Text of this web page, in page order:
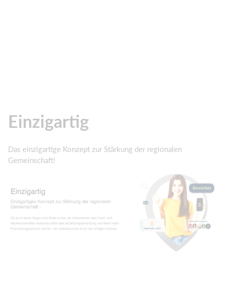
Einzigartig
Das einzigartige Konzept zur Stärkung der regionalen
Gemeinschaft!